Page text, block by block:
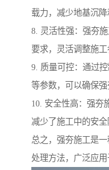
载力，减少地基沉降
8. 灵活性强：强夯
要求，灵活调整施工
9. 质量可控：通过
等参数，可以确保强
10. 安全性高：强夯
减少了施工中的安全
总之，强夯施工是
处理方法，广泛应用